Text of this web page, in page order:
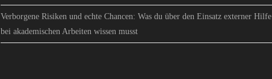
Verborgene Risiken und echte Chancen: Was du über den Einsatz externer Hilfe
bei akademischen Arbeiten wissen musst